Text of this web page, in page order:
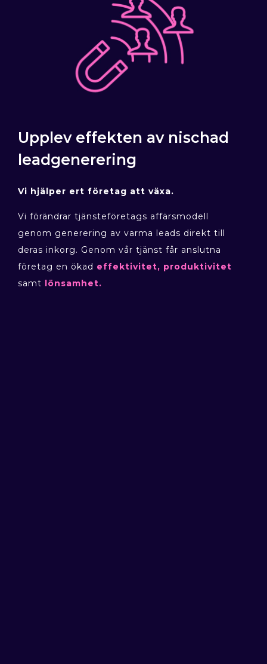
Upplev effekten av nischad
leadgenerering
Vi hjälper ert företag att växa.
Vi förändrar tjänsteföretags affärsmodell
genom generering av varma leads direkt till
deras inkorg. Genom vår tjänst får anslutna
företag en ökad effektivitet, produktivitet
samt lönsamhet.